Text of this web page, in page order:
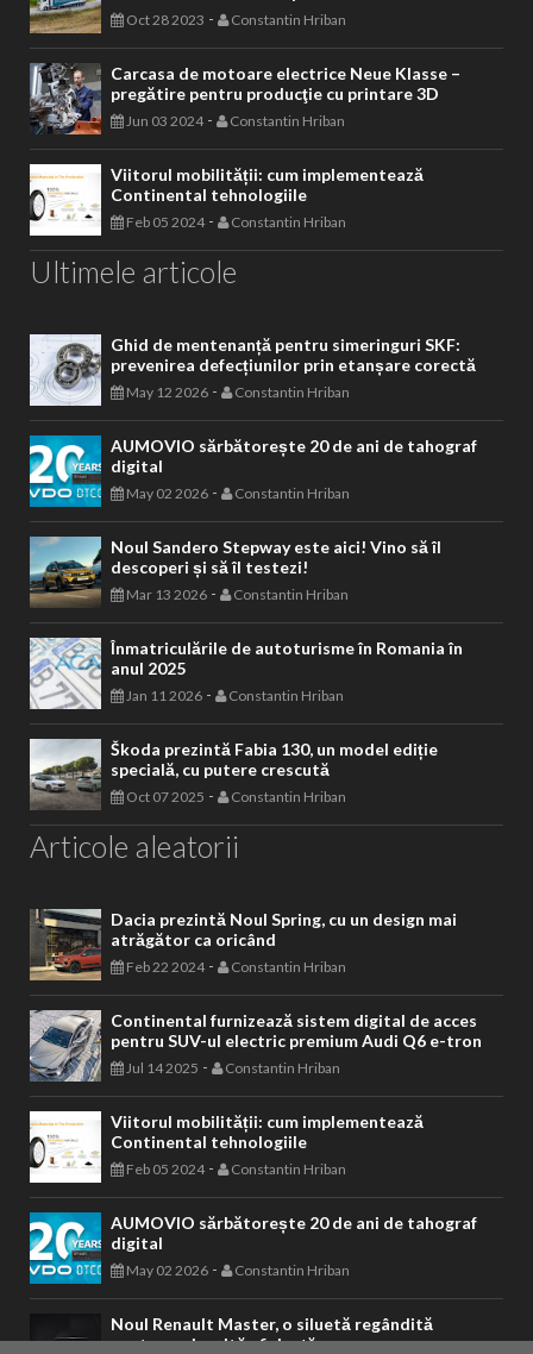
Oct 28 2023 - Constantin Hriban
Carcasa de motoare electrice Neue Klasse –
pregătire pentru producţie cu printare 3D
Jun 03 2024- Constantin Hriban
Viitorul mobilității: cum implementează
Continental tehnologiile
Feb 05 2024- Constantin Hriban
Ultimele articole
Ghid de mentenanță pentru simeringuri SKF:
prevenirea defecțiunilor prin etanșare corectă
May 12 2026 - Constantin Hriban
AUMOVIO sărbătorește 20 de ani de tahograf
digital
May 02 2026 - Constantin Hriban
Noul Sandero Stepway este aici! Vino să îl
descoperi și să îl testezi!
Mar 13 2026 - Constantin Hriban
Înmatriculările de autoturisme în Romania în
anul 2025
Jan 11 2026 - Constantin Hriban
Škoda prezintă Fabia 130, un model ediție
specială, cu putere crescută
Oct 07 2025 - Constantin Hriban
Articole aleatorii
Dacia prezintă Noul Spring, cu un design mai
atrăgător ca oricând
Feb 22 2024- Constantin Hriban
Continental furnizează sistem digital de acces
pentru SUV-ul electric premium Audi Q6 e-tron
Jul 14 2025 - Constantin Hriban
Viitorul mobilității: cum implementează
Continental tehnologiile
Feb 05 2024- Constantin Hriban
AUMOVIO sărbătorește 20 de ani de tahograf
digital
May 02 2026 - Constantin Hriban
Noul Renault Master, o siluetă regândită
pentru mai multă eficiență